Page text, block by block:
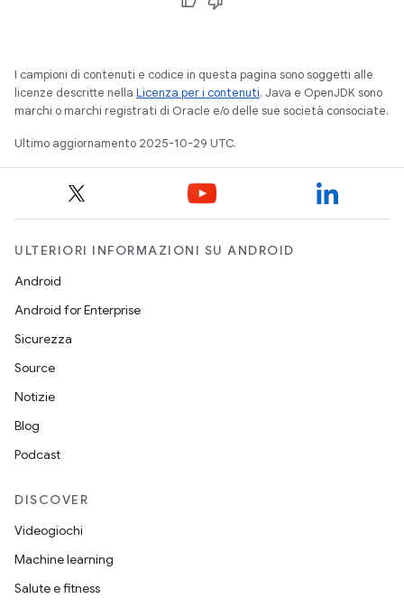
I campioni di contenuti e codice in questa pagina sono soggetti alle
licenze descritte nella Licenza per i contenuti. Java e OpenJDK sono
marchi o marchi registrati di Oracle e/o delle sue società consociate.
Ultimo aggiornamento 2025-10-29 UTC.
ULTERIORI INFORMAZIONI SU ANDROID
Android
Android for Enterprise
Sicurezza
Source
Notizie
Blog
Podcast
DISCOVER
Videogiochi
Machine learning
Salute e fitness